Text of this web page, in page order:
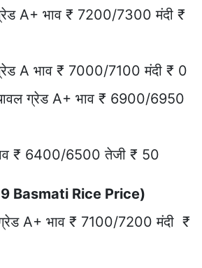
A+ भाव ₹ 7200/7300 मंदी ₹
A भाव ₹ 7000/7100 मंदी ₹ 0
ग्रेड A+ भाव ₹ 6900/6950
₹ 6400/6500 तेजी ₹ 50
Basmati Rice Price)
A+ भाव ₹ 7100/7200 मंदी ₹